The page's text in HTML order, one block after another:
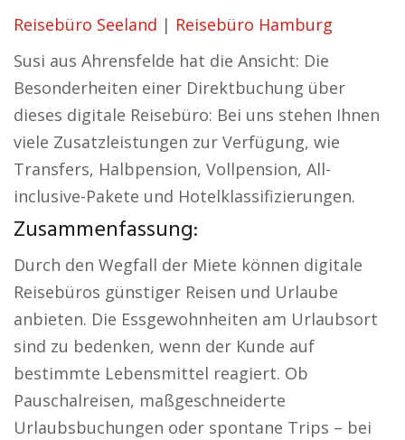
Reisebüro Seeland | Reisebüro Hamburg
Susi aus Ahrensfelde hat die Ansicht: Die
Besonderheiten einer Direktbuchung über
dieses digitale Reisebüro: Bei uns stehen Ihnen
viele Zusatzleistungen zur Verfügung, wie
Transfers, Halbpension, Vollpension, All-
inclusive-Pakete und Hotelklassifizierungen.
Zusammenfassung:
Durch den Wegfall der Miete können digitale
Reisebüros günstiger Reisen und Urlaube
anbieten. Die Essgewohnheiten am Urlaubsort
sind zu bedenken, wenn der Kunde auf
bestimmte Lebensmittel reagiert. Ob
Pauschalreisen, maßgeschneiderte
Urlaubsbuchungen oder spontane Trips – bei